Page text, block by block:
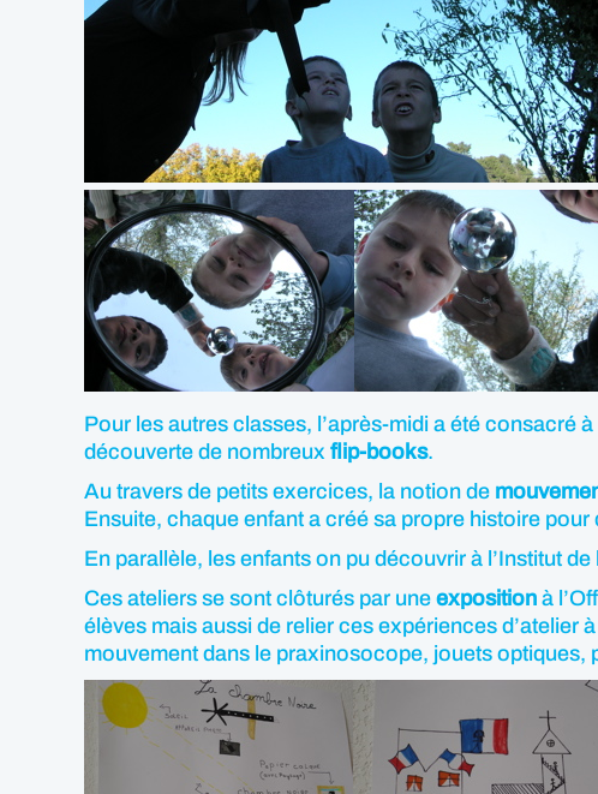
Pour les autres classes, l’après-midi a été consacré
découverte de nombreux flip-books.
Au travers de petits exercices, la notion de
Ensuite, chaque enfant a créé sa propre histoire
En parallèle, les enfants on pu découvrir à l’Institut de
Ces ateliers se sont clôturés par une exposition à
élèves mais aussi de relier ces expériences d’atelier
mouvement dans le praxinosocope, jouets optiques,